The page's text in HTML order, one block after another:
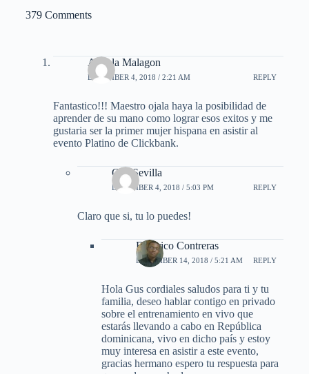
379 Comments
Angela Malagon
DECEMBER 4, 2018 / 2:21 AM REPLY
Fantastico!!! Maestro ojala haya la posibilidad de
aprender de su mano como lograr esos exitos y me
gustaria ser la primer mujer hispana en asistir al
evento Platino de Clickbank.
Gus Sevilla
DECEMBER 4, 2018 / 5:03 PM REPLY
Claro que si, tu lo puedes!
Federico Contreras
DECEMBER 14, 2018 / 5:21 AM REPLY
Hola Gus cordiales saludos para ti y tu
familia, deseo hablar contigo en privado
sobre el entrenamiento en vivo que
estarás llevando a cabo en República
dominicana, vivo en dicho país y estoy
muy interesa en asistir a este evento,
gracias hermano espero tu respuesta para